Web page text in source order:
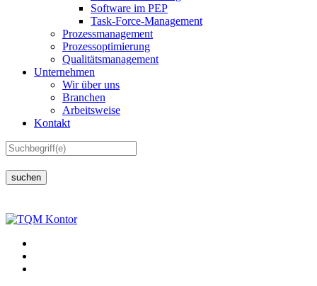
Software im PEP
Task-Force-Management
Prozessmanagement
Prozessoptimierung
Qualitätsmanagement
Unternehmen
Wir über uns
Branchen
Arbeitsweise
Kontakt
suchen